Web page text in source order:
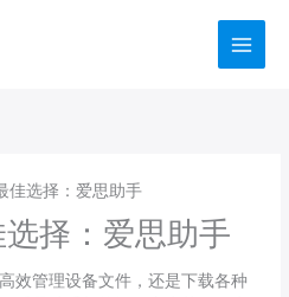
佳选择：爱思助手
择：爱思助手
效管理设备文件，还是下载各种